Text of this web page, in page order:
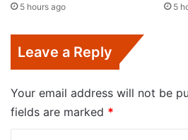
5 hours ago 5
Leave a Reply
Your email address will not be
fields are marked *